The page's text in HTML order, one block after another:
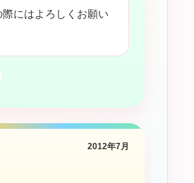
にはよろしくお願い
2012年7月